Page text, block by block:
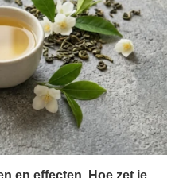
en effecten. Hoe zet je